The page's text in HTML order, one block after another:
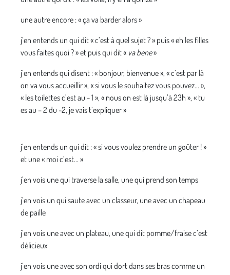
une autre encore : « ça va barder alors »
j’en entends un qui dit « c’est à quel sujet ? » puis « eh les filles
vous faites quoi ? » et puis qui dit « va bene»
j’en entends qui disent : « bonjour, bienvenue », « c’est par là
on va vous accueillir », « si vous le souhaitez vous pouvez... »,
« les toilettes c’est au - 1 », « nous on est là jusqu’à 23h », « tu
es au – 2 du -2, je vais t’expliquer »
j’en entends un qui dit : « si vous voulez prendre un goûter ! »
et une « moi c’est... »
j’en vois une qui traverse la salle, une qui prend son temps
j’en vois un qui saute avec un classeur, une avec un chapeau
de paille
j’en vois une avec un plateau, une qui dit pomme/fraise c’est
délicieux
j’en vois une avec son ordi qui dort dans ses bras comme un